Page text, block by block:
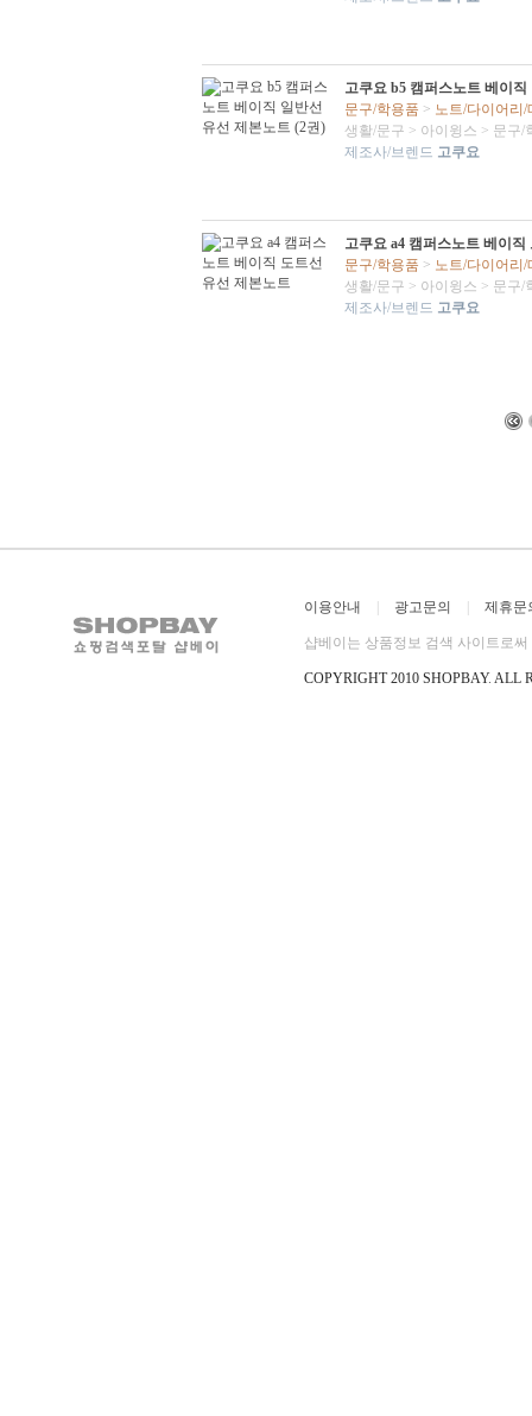
고쿠요 b5 캠퍼스노트 베이
문구/학용품 > 노트/다이어리/
생활/문구 > 아이윙스 > 문구/
제조사/브렌드 고쿠요
고쿠요 a4 캠퍼스노트 베이
문구/학용품 > 노트/다이어리/
생활/문구 > 아이윙스 > 문구/
제조사/브렌드 고쿠요
이용안내 | 광고문의 | 제휴문
샵베이는 상품정보 검색 사이트로
COPYRIGHT 2010 SHOPBAY. ALL